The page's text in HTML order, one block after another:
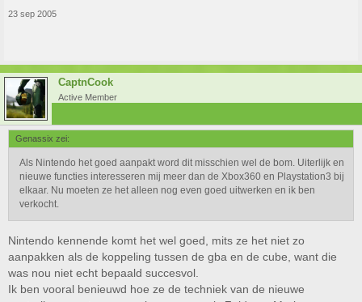
23 sep 2005
CaptnCook
Active Member
Genassix zei:
Als Nintendo het goed aanpakt word dit misschien wel de bom. Uiterlijk en
nieuwe functies interesseren mij meer dan de Xbox360 en Playstation3 bij
elkaar. Nu moeten ze het alleen nog even goed uitwerken en ik ben
verkocht.
Nintendo kennende komt het wel goed, mits ze het niet zo
aanpakken als de koppeling tussen de gba en de cube, want die
was nou niet echt bepaald succesvol.
Ik ben vooral benieuwd hoe ze de techniek van de nieuwe